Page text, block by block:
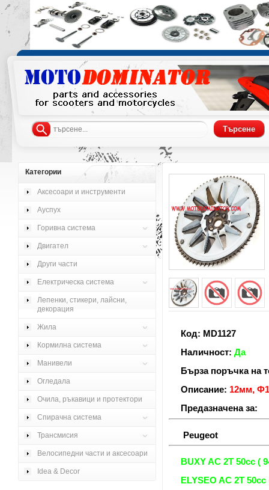
Код: MD1127
Наличност: Да
Бърза поръчка на
Описание: 12мм,
Предазначена за:
Peugeot
BUXY AC 2T 50cc (
ELYSEO AC 2T 50cc
Категории
Аксесоари и инструменти
Ауспух
Горивна система
Двигател
Други части
Електрическа система
Лепенки, стикери, лайсни,
декорация
Жила
Кормилна система
Манивели
Огледала
Очила, ръкавици и протектори
Спирачна система
Трансмисия
Велосипедни части и аксесоари
Idea & Decor